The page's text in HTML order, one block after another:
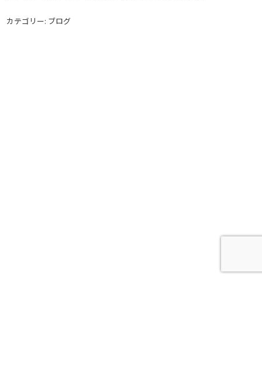
カテゴリー: ブログ